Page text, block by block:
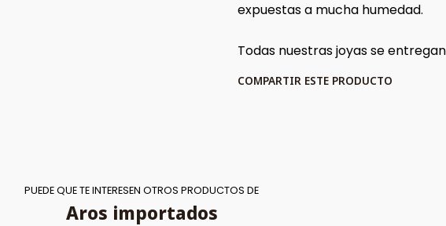
expuestas a mucha humedad.
Todas nuestras joyas se
COMPARTIR ESTE PRODUCTO
PUEDE QUE TE INTERESEN OTROS PRODUCTOS DE
Aros importados